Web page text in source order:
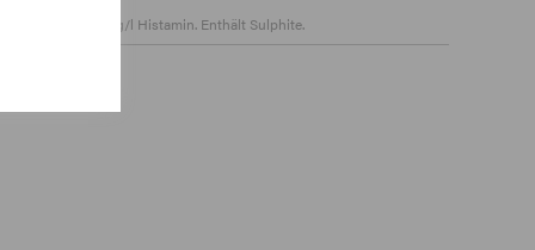
Weißweine <0,1mg/l Histamin. Enthält Sulphite.